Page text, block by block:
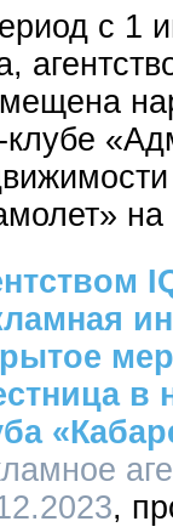
с 1
клубе
на
в